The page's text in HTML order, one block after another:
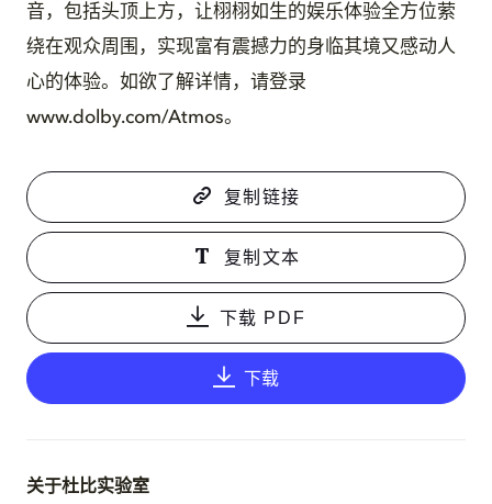
音，包括头顶上方，让栩栩如生的娱乐体验全方位萦
绕在观众周围，实现富有震撼力的身临其境又感动人
心的体验。如欲了解详情，请登录
www.dolby.com/Atmos。
复制链接
复制文本
下载 PDF
下载
关于杜比实验室